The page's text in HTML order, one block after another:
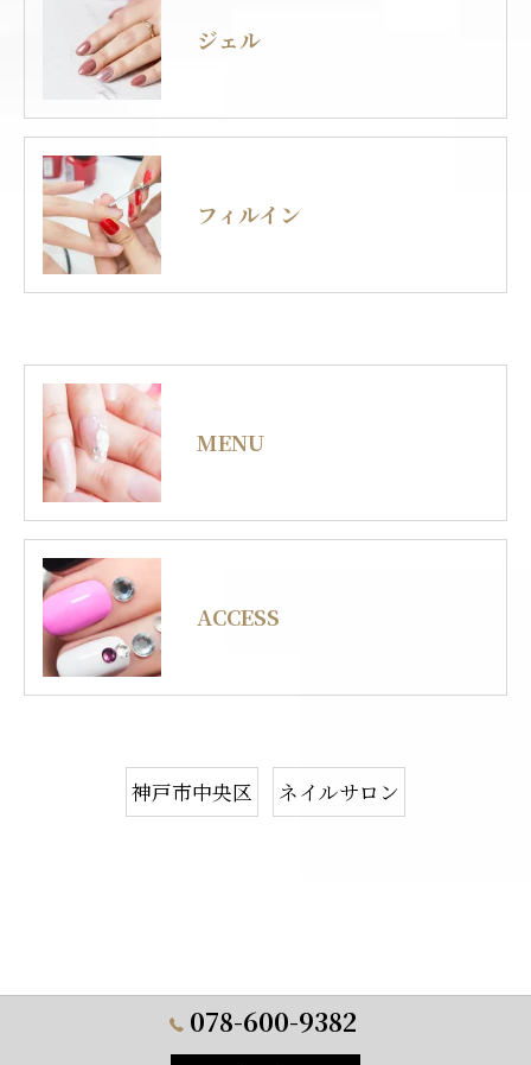
ジェル
フィルイン
MENU
ACCESS
神戸市中央区 ネイルサロン
078-600-9382